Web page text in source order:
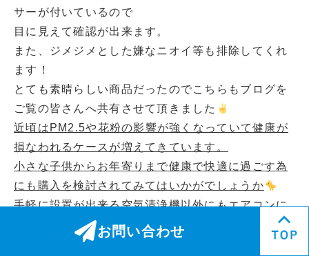
サーが付いているので
目に見えて確認が出来ます。
また、ジメジメとした嫌なニオイ等も排除してくれ
ます！
とても素晴らしい商品だったのでこちらもブログを
ご覧の皆さんへ共有させて頂きました
近頃はPM2.5や花粉の影響が強くなっていて健康が
損なわれるケースが増えてきています。
小さな子供からお年寄りまで健康で快適に過ごす為
にも購入を検討されてみてはいかがでしょうか
手軽に設置が出来る空気清浄機以外にもエアコンに
組み込むことが出来るタイプもあるみたい・・・！
お問い合わせ